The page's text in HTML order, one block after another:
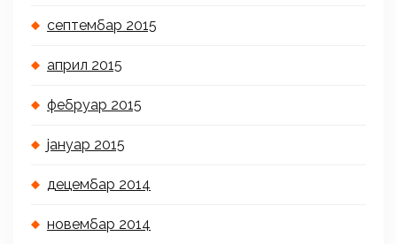
септембар 2015
април 2015
фебруар 2015
јануар 2015
децембар 2014
новембар 2014